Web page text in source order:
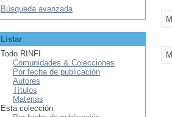
Búsqueda avanzada
Listar
Todo RINFI
Comunidades & Colecciones
Por fecha de publicación
Autores
Títulos
Materias
Esta colección